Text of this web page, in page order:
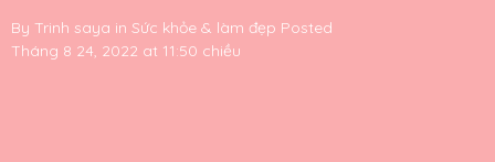
By Trinh saya in Sức khỏe & làm đẹp Posted
Tháng 8 24, 2022 at 11:50 chiều